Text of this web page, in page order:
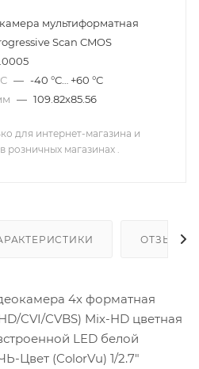
мультиформатная
Scan CMOS
— -40 °С… +60 °С
— 109.82х85.56
для интернет-магазина и
розничных магазинах .
ОТЗЫВЫ
4х форматная
CVI/CVBS) Mix-HD цветная
LED белой
Цвет (ColorVu) 1/2.7"